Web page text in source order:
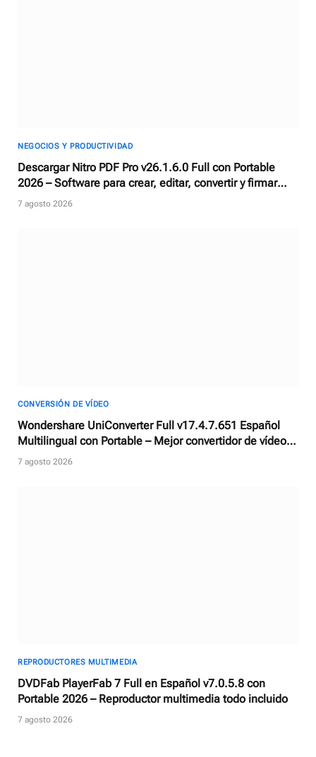
NEGOCIOS Y PRODUCTIVIDAD
Descargar Nitro PDF Pro v26.1.6.0 Full con Portable
2026 – Software para crear, editar, convertir y firmar
documentos PDF
7 agosto 2026
CONVERSIÓN DE VÍDEO
Wondershare UniConverter Full v17.4.7.651 Español
Multilingual con Portable – Mejor convertidor de vídeos
con AI
7 agosto 2026
REPRODUCTORES MULTIMEDIA
DVDFab PlayerFab 7 Full en Español v7.0.5.8 con
Portable 2026 – Reproductor multimedia todo incluido
7 agosto 2026